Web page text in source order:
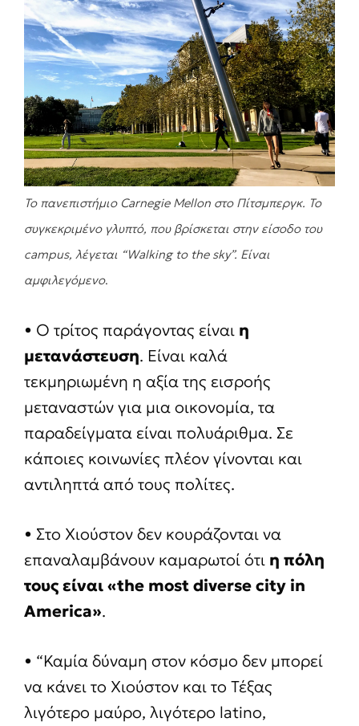
Το πανεπιστήμιο Carnegie Mellon στο Πίτσμπεργκ. Το
συγκεκριμένο γλυπτό, που βρίσκεται στην είσοδο του
campus, λέγεται “Walking to the sky”. Είναι
αμφιλεγόμενο.
• Ο τρίτος παράγοντας είναι η
μετανάστευση. Είναι καλά
τεκμηριωμένη η αξία της εισροής
μεταναστών για μια οικονομία, τα
παραδείγματα είναι πολυάριθμα. Σε
κάποιες κοινωνίες πλέον γίνονται και
αντιληπτά από τους πολίτες.
• Στο Χιούστον δεν κουράζονται να
επαναλαμβάνουν καμαρωτοί ότι η πόλη
τους είναι «the mostdiversecity in
America».
• “Καμία δύναμη στον κόσμο δεν μπορεί
να κάνει το Χιούστον και το Τέξας
λιγότερο μαύρο, λιγότερο latino,